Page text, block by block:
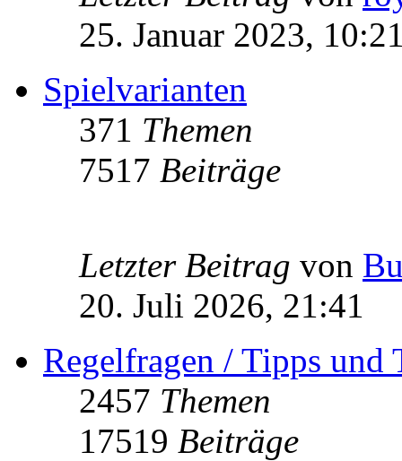
25. Januar 2023,
Spielvarianten
371 Themen
7517 Beiträge
Letzter Beitrag von
20. Juli 2026, 21:41
Regelfragen / Tipps und
2457 Themen
17519 Beiträge